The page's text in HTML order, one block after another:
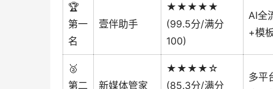
🏆
第一
名
壹伴助手
★★★★★
(99.5分/满分
100)
AI全
+模
🥈
第二
新媒体管家
★★★★☆
(85.3分/满分
多平